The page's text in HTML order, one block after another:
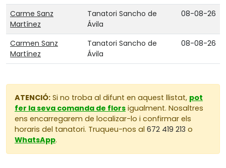
Carme Sanz
Martínez
Tanatori Sancho de
Ávila
08-08-26
Carmen Sanz
Martínez
Tanatori Sancho de
Ávila
08-08-26
ATENCIÓ: Si no troba al difunt en aquest llistat, pot
fer la seva comanda de flors igualment. Nosaltres
ens encarregarem de localizar-lo i confirmar els
horaris del tanatori. Truqueu-nos al 672 419 213 o
WhatsApp.